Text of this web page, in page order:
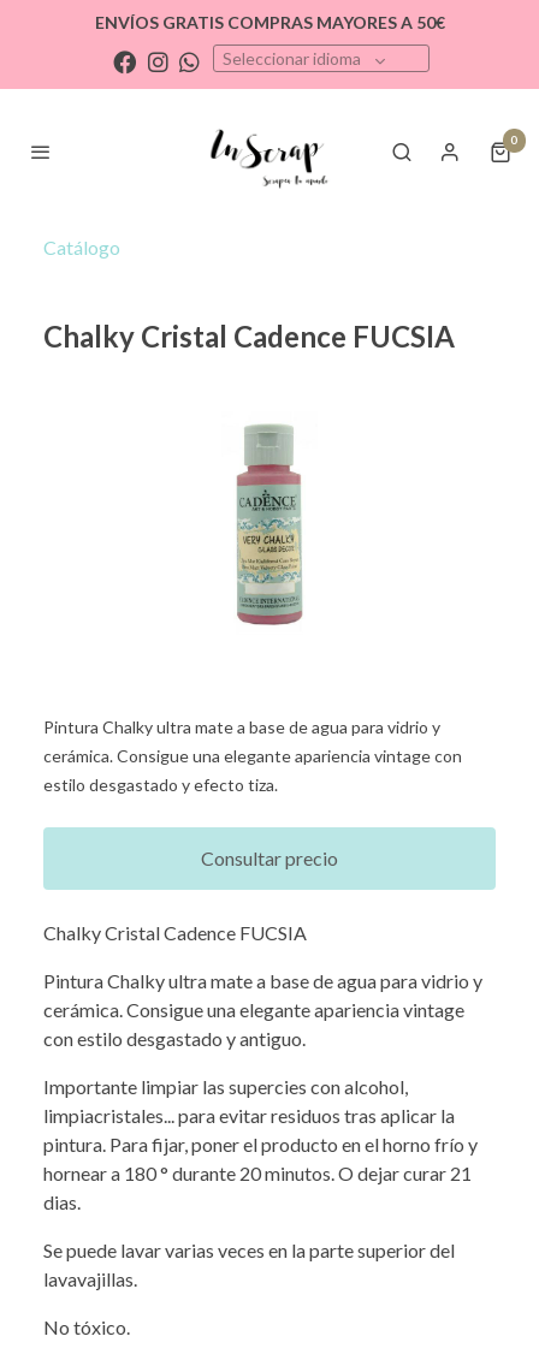
ENVÍOS GRATIS COMPRAS MAYORES A 50€
Seleccionar idioma
0
Catálogo
Chalky Cristal Cadence FUCSIA
Pintura Chalky ultra mate a base de agua para vidrio y
cerámica. Consigue una elegante apariencia vintage con
estilo desgastado y efecto tiza.
Consultar precio
Chalky Cristal Cadence FUCSIA
Pintura Chalky ultra mate a base de agua para vidrio y
cerámica. Consigue una elegante apariencia vintage
con estilo desgastado y antiguo.
Importante limpiar las supercies con alcohol,
limpiacristales... para evitar residuos tras aplicar la
pintura. Para fijar, poner el producto en el horno frío y
hornear a 180 ° durante 20 minutos. O dejar curar 21
dias.
Se puede lavar varias veces en la parte superior del
lavavajillas.
No tóxico.